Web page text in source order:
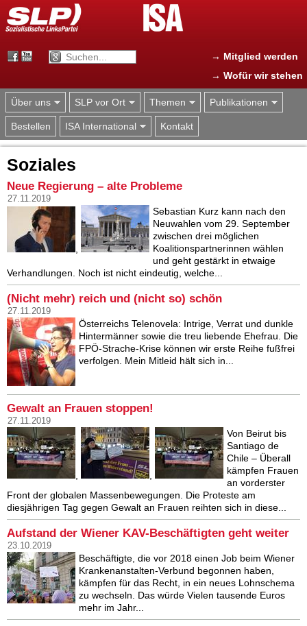
Jump to navigation
→ Mitglied werden
→ Wofür wir stehen
Über uns SLP vor Ort Themen Publikationen
Bestellen ISA International Kontakt
Soziales
Neue Regierung – alte Probleme
27.11.2019
,
Sebastian Kurz kann nach den
Neuwahlen vom 29. September
zwischen drei möglichen
Koalitionspartnerinnen wählen
und geht gestärkt in etwaige
Verhandlungen. Noch ist nicht eindeutig, welche...
(Nicht mehr) reich und (nicht so) schön
27.11.2019
Österreichs Telenovela: Intrige, Verrat und dunkle
Hintermänner sowie die treu liebende Ehefrau. Die
FPÖ-Strache-Krise können wir erste Reihe fußfrei
verfolgen. Mein Mitleid hält sich in...
Gewalt an Frauen stoppen!
27.11.2019
, ,
Von Beirut bis
Santiago de
Chile – Überall
kämpfen Frauen
an vorderster
Front der globalen Massenbewegungen. Die Proteste am
diesjährigen Tag gegen Gewalt an Frauen reihten sich in diese...
Aufstand der Wiener KAV-Beschäftigten geht weiter
23.10.2019
Beschäftigte, die vor 2018 einen Job beim Wiener
Krankenanstalten-Verbund begonnen haben,
kämpfen für das Recht, in ein neues Lohnschema
zu wechseln. Das würde Vielen tausende Euros
mehr im Jahr...